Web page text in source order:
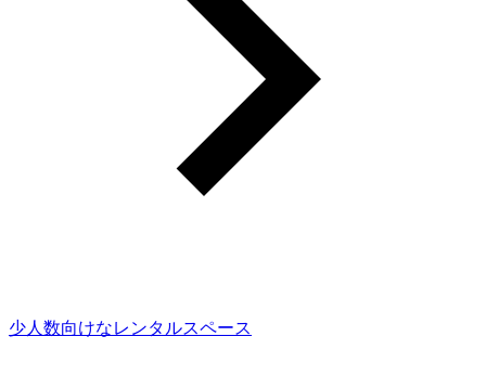
少人数向けなレンタルスペース